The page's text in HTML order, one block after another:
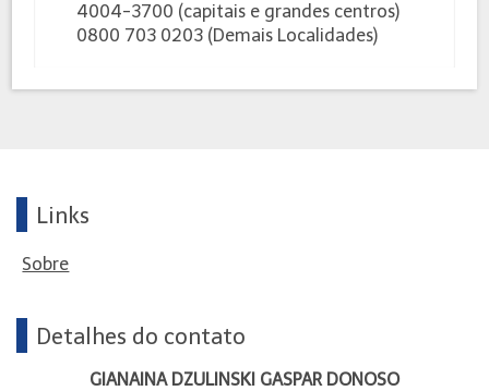
4004-3700 (capitais e grandes centros)
0800 703 0203 (Demais Localidades)
Links
Sobre
Detalhes do contato
GIANAINA DZULINSKI GASPAR DONOSO